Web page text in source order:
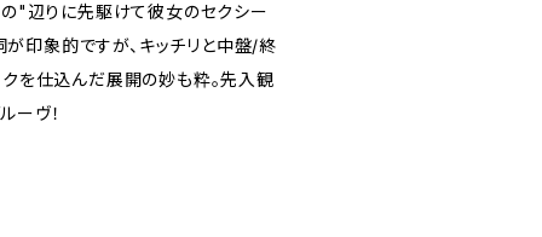
"辺りに先駆けて彼女のセクシー
印象的ですが、キッチリと中盤/終
を仕込んだ展開の妙も粋。先入観
ーヴ！